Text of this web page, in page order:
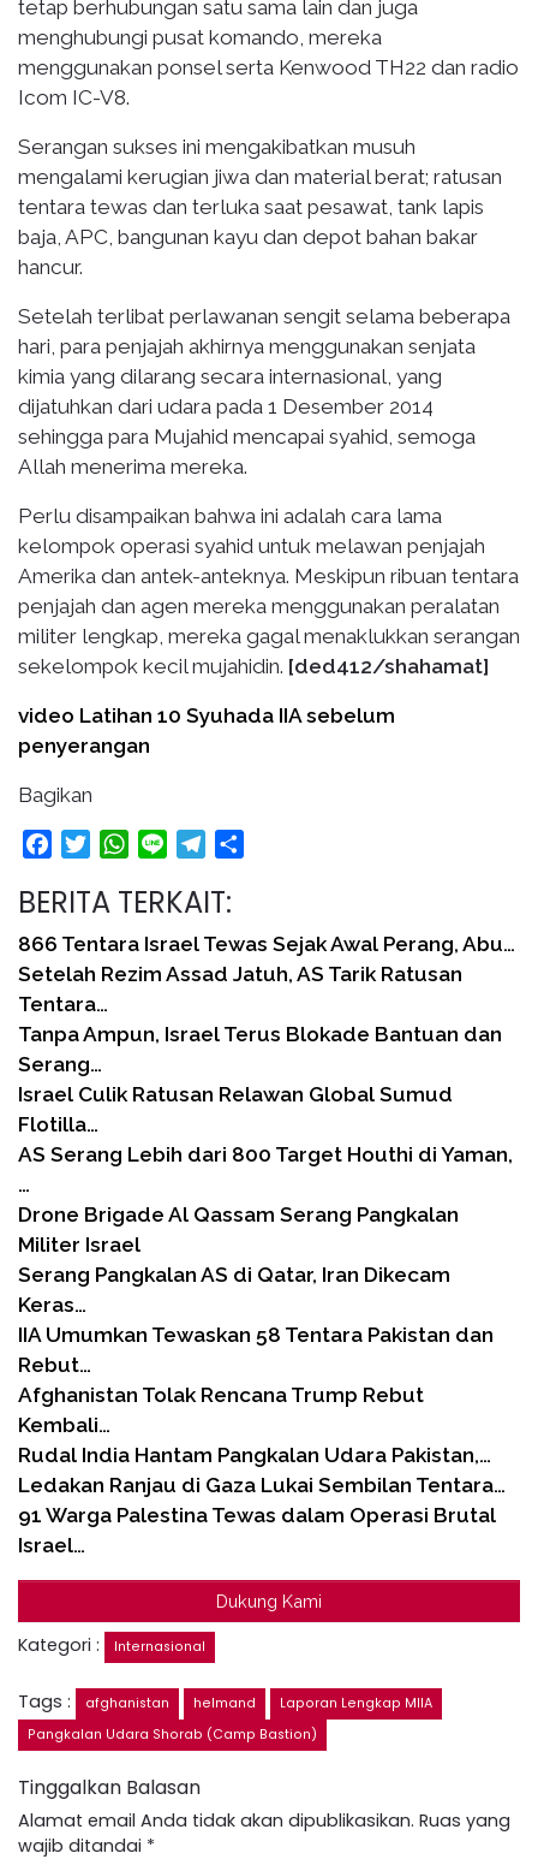
tetap berhubungan satu sama lain dan juga
menghubungi pusat komando, mereka
menggunakan ponsel serta Kenwood TH22 dan radio
Icom IC-V8.
Serangan sukses ini mengakibatkan musuh
mengalami kerugian jiwa dan material berat; ratusan
tentara tewas dan terluka saat pesawat, tank lapis
baja, APC, bangunan kayu dan depot bahan bakar
hancur.
Setelah terlibat perlawanan sengit selama beberapa
hari, para penjajah akhirnya menggunakan senjata
kimia yang dilarang secara internasional, yang
dijatuhkan dari udara pada 1 Desember 2014
sehingga para Mujahid mencapai syahid, semoga
Allah menerima mereka.
Perlu disampaikan bahwa ini adalah cara lama
kelompok operasi syahid untuk melawan penjajah
Amerika dan antek-anteknya. Meskipun ribuan tentara
penjajah dan agen mereka menggunakan peralatan
militer lengkap, mereka gagal menaklukkan serangan
sekelompok kecil mujahidin. [ded412/shahamat]
video Latihan 10 Syuhada IIA sebelum
penyerangan
Bagikan
FacebookTwitterWhatsApp
Line Telegram
BERITA TERKAIT:
866 Tentara Israel Tewas Sejak Awal Perang, Abu…
Setelah Rezim Assad Jatuh, AS Tarik Ratusan
Tentara…
Tanpa Ampun, Israel Terus Blokade Bantuan dan
Serang…
Israel Culik Ratusan Relawan Global Sumud
Flotilla…
AS Serang Lebih dari 800 Target Houthi di Yaman,
…
Drone Brigade Al Qassam Serang Pangkalan
Militer Israel
Serang Pangkalan AS di Qatar, Iran Dikecam
Keras…
IIA Umumkan Tewaskan 58 Tentara Pakistan dan
Rebut…
Afghanistan Tolak Rencana Trump Rebut
Kembali…
Rudal India Hantam Pangkalan Udara Pakistan,…
Ledakan Ranjau di Gaza Lukai Sembilan Tentara…
91 Warga Palestina Tewas dalam Operasi Brutal
Israel…
Dukung Kami
Kategori : Internasional
Tags : afghanistan helmand
Laporan Lengkap MIIA
Pangkalan Udara Shorab (Camp Bastion)
Tinggalkan Balasan
Alamat email Anda tidak akan dipublikasikan. Ruas yang
wajib ditandai *